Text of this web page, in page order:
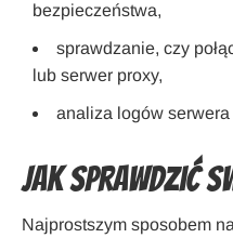
bezpieczeństwa,
sprawdzanie, czy
lub serwer proxy,
analiza logów
Jak sprawdzić
Najprostszym sposobem